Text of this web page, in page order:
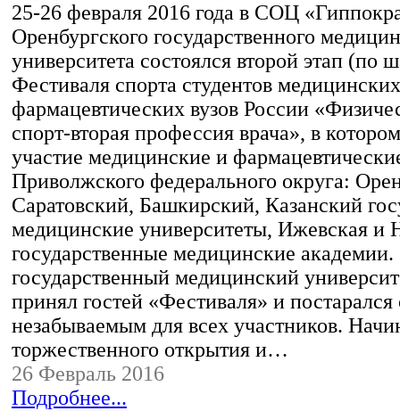
25-26 февраля 2016 года в СОЦ
Оренбургского государственного
университета состоялся второй этап (по
Фестиваля спорта студентов
фармацевтических вузов России
спорт-вторая профессия врача», в
участие медицинские и
Приволжского федерального округа:
Саратовский, Башкирский, Казанский
медицинские университеты, Ижевская и
государственные медицинские
государственный медицинский
принял гостей «Фестиваля» и постарался
незабываемым для всех участников.
торжественного открытия и…
26 Февраль 2016
Подробнее...